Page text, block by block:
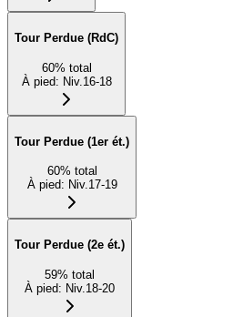
Tour Perdue (RdC)
60% total
À pied: Niv.16-18
Tour Perdue (1er ét.)
60% total
À pied: Niv.17-19
Tour Perdue (2e ét.)
59% total
À pied: Niv.18-20